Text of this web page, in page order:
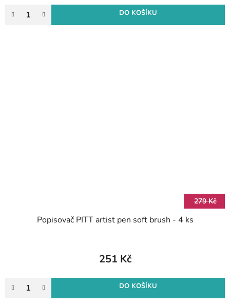
DO KOŠÍKU
279 Kč
Popisovač PITT artist pen soft brush - 4 ks
251 Kč
DO KOŠÍKU